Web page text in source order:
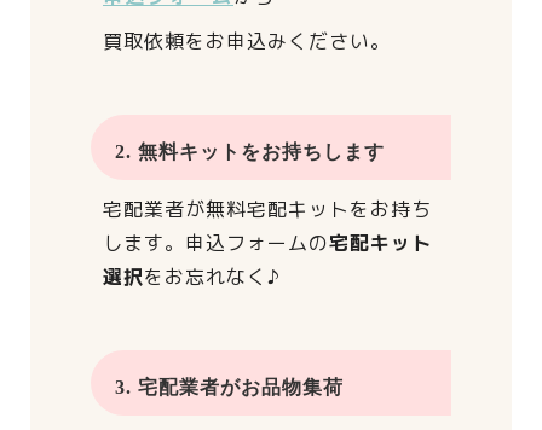
買取依頼をお申込みください。
2. 無料キットをお持ちします
宅配業者が無料宅配キットをお持ち
します。 申込フォームの宅配キット
選択をお忘れなく♪
3. 宅配業者がお品物集荷